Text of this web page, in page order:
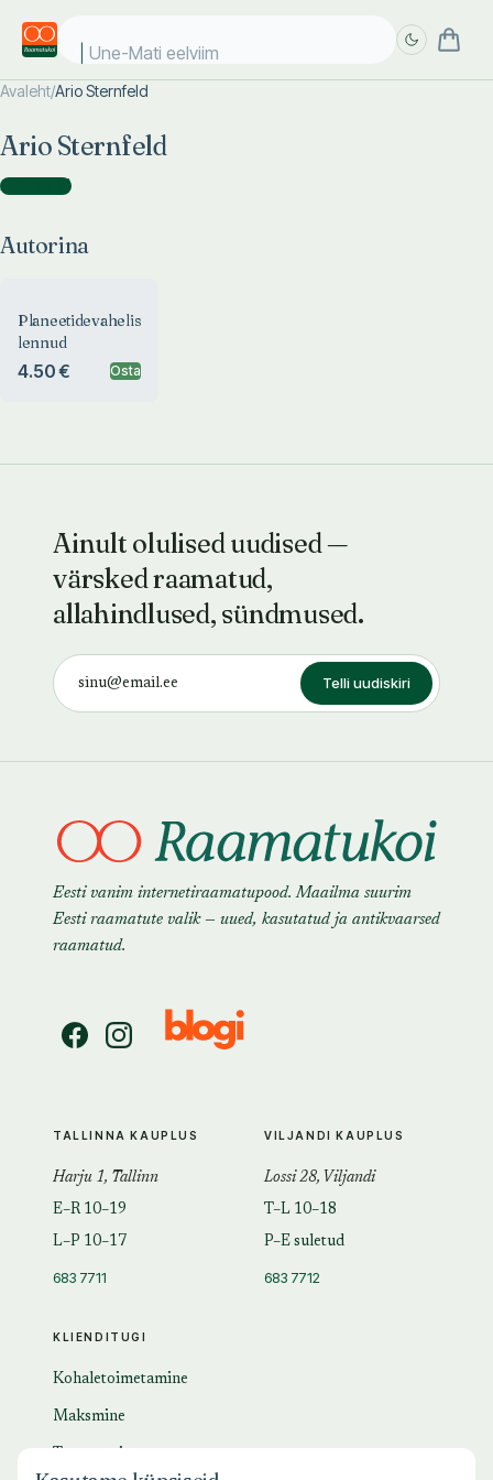
Une-Mati eelviima
Avaleht/Ario Sternfeld
Ario Sternfeld
Autorina )
Autorina
Planeetidevahelised
lennud
4.50 € Osta
Ainult olulised uudised —
värsked raamatud,
allahindlused, sündmused.
Telli uudiskiri
Eesti vanim internetiraamatupood. Maailma suurim
Eesti raamatute valik — uued, kasutatud ja antikvaarsed
raamatud.
KLIENDITUGI
Kohaletoimetamine
Maksmine
TALLINNA KAUPLUS
Harju 1, Tallinn
E–R 10–19
L–P 10–17
683 7711
VILJANDI KAUPLUS
Lossi 28, Viljandi
T–L 10–18
P–E suletud
683 7712